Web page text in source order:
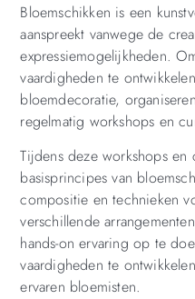
Bloemschikken is een
aanspreekt vanwege de
expressiemogelijkheden.
vaardigheden te
bloemdecoratie,
regelmatig workshops en
Tijdens deze workshops en
basisprincipes van
compositie en technieken
verschillende
hands-on ervaring op te
vaardigheden te
ervaren bloemisten.